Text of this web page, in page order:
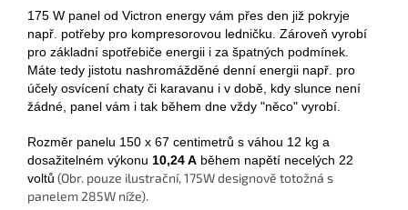
175 W panel od Victron energy vám přes den již pokryje
např. potřeby pro kompresorovou ledničku. Zároveň vyrobí
pro základní spotřebiče energii i za špatných podmínek.
Máte tedy jistotu nashromážděné denní energii např. pro
účely osvícení chaty či karavanu i v době, kdy slunce není
žádné, panel vám i tak během dne vždy "něco" vyrobí.
Rozměr panelu 150 x 67 centimetrů s váhou 12 kg a
dosažitelném výkonu 10,24 A během napětí necelých 22
voltů (Obr. pouze ilustrační, 175W designově totožná s
panelem 285W níže).